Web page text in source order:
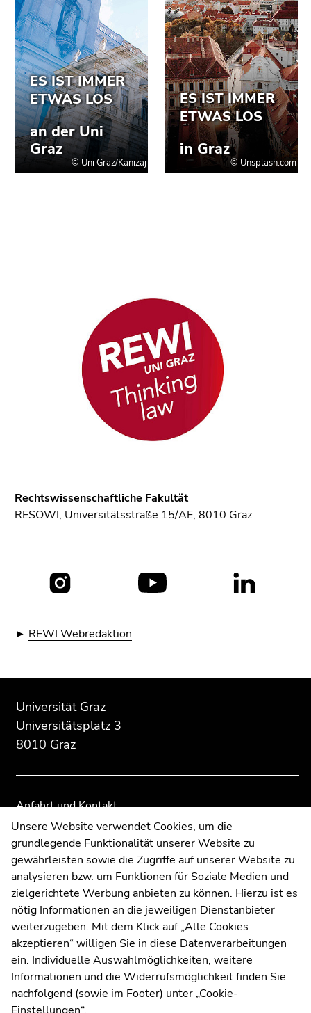
Rechtswissenschaftliche Fakultät
RESOWI, Universitätsstraße 15/AE, 8010 Graz
► REWI Webredaktion
des
Seitenbereichs:
Zusatzinformationen:
Universität Graz
Universitätsplatz 3
8010 Graz
Anfahrt und Kontakt
Kommunikation und Öffentlichkeitsarbeit
Moodle
UNIGRAZonline
Impressum
Datenschutzerklärung
Cookie-Einstellungen
Barrierefreiheitserklärung
WetterstationUni Graz
dieses
Seitenbereichs.
Übersicht
dieses
Seitenbereichs.
Übersicht
Unsere Website verwendet Cookies, um die
grundlegende Funktionalität unserer Website zu
gewährleisten sowie die Zugriffe auf unserer Website zu
analysieren bzw. um Funktionen für Soziale Medien und
zielgerichtete Werbung anbieten zu können. Hierzu ist es
nötig Informationen an die jeweiligen Dienstanbieter
weiterzugeben. Mit dem Klick auf „Alle Cookies
akzeptieren“ willigen Sie in diese Datenverarbeitungen
ein. Individuelle Auswahlmöglichkeiten, weitere
Informationen und die Widerrufsmöglichkeit finden Sie
nachfolgend (sowie im Footer) unter „Cookie-